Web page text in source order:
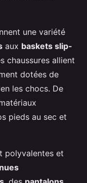
une variété
aux baskets slip-
chaussures allient
dotées de
les chocs. De
pieds au sec et
polyvalentes et